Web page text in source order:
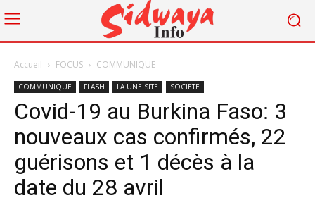
Accueil FOCUS COMMUNIQUE
COMMUNIQUE FLASH LA UNE SITE SOCIETE
Covid-19 au Burkina Faso: 3
nouveaux cas confirmés, 22
guérisons et 1 décès à la
date du 28 avril